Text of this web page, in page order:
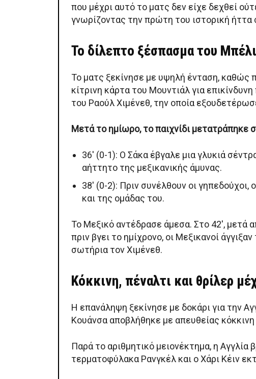
που μέχρι αυτό το ματς δεν είχε δεχθεί
γνωρίζοντας την πρώτη του ιστορική
Το δίλεπτο ξέσπασμα του
Το ματς ξεκίνησε με υψηλή ένταση, καθώς
κίτρινη κάρτα του Μουντιάλ για
του Ραούλ Χιμένεθ, την οποία
Μετά το ημίωρο, το παιχνίδι μετατράπηκε
36′ (0-1): Ο Σάκα έβγαλε μια γλυκιά
αήττητο της μεξικανικής άμυνας.
38′ (0-2): Πριν συνέλθουν οι
και της ομάδας του.
Το Μεξικό αντέδρασε άμεσα. Στο 42′, μετά
πριν βγει το ημίχρονο, οι Μεξικανοί
σωτήρια τον Χιμένεθ.
Κόκκινη, πέναλτι και θρίλερ
Η επανάληψη ξεκίνησε με δοκάρι για την
Κουάνσα αποβλήθηκε με απευθείας
Παρά το αριθμητικό μειονέκτημα, η
τερματοφύλακα Ρανγκέλ και ο Χάρι Κέιν